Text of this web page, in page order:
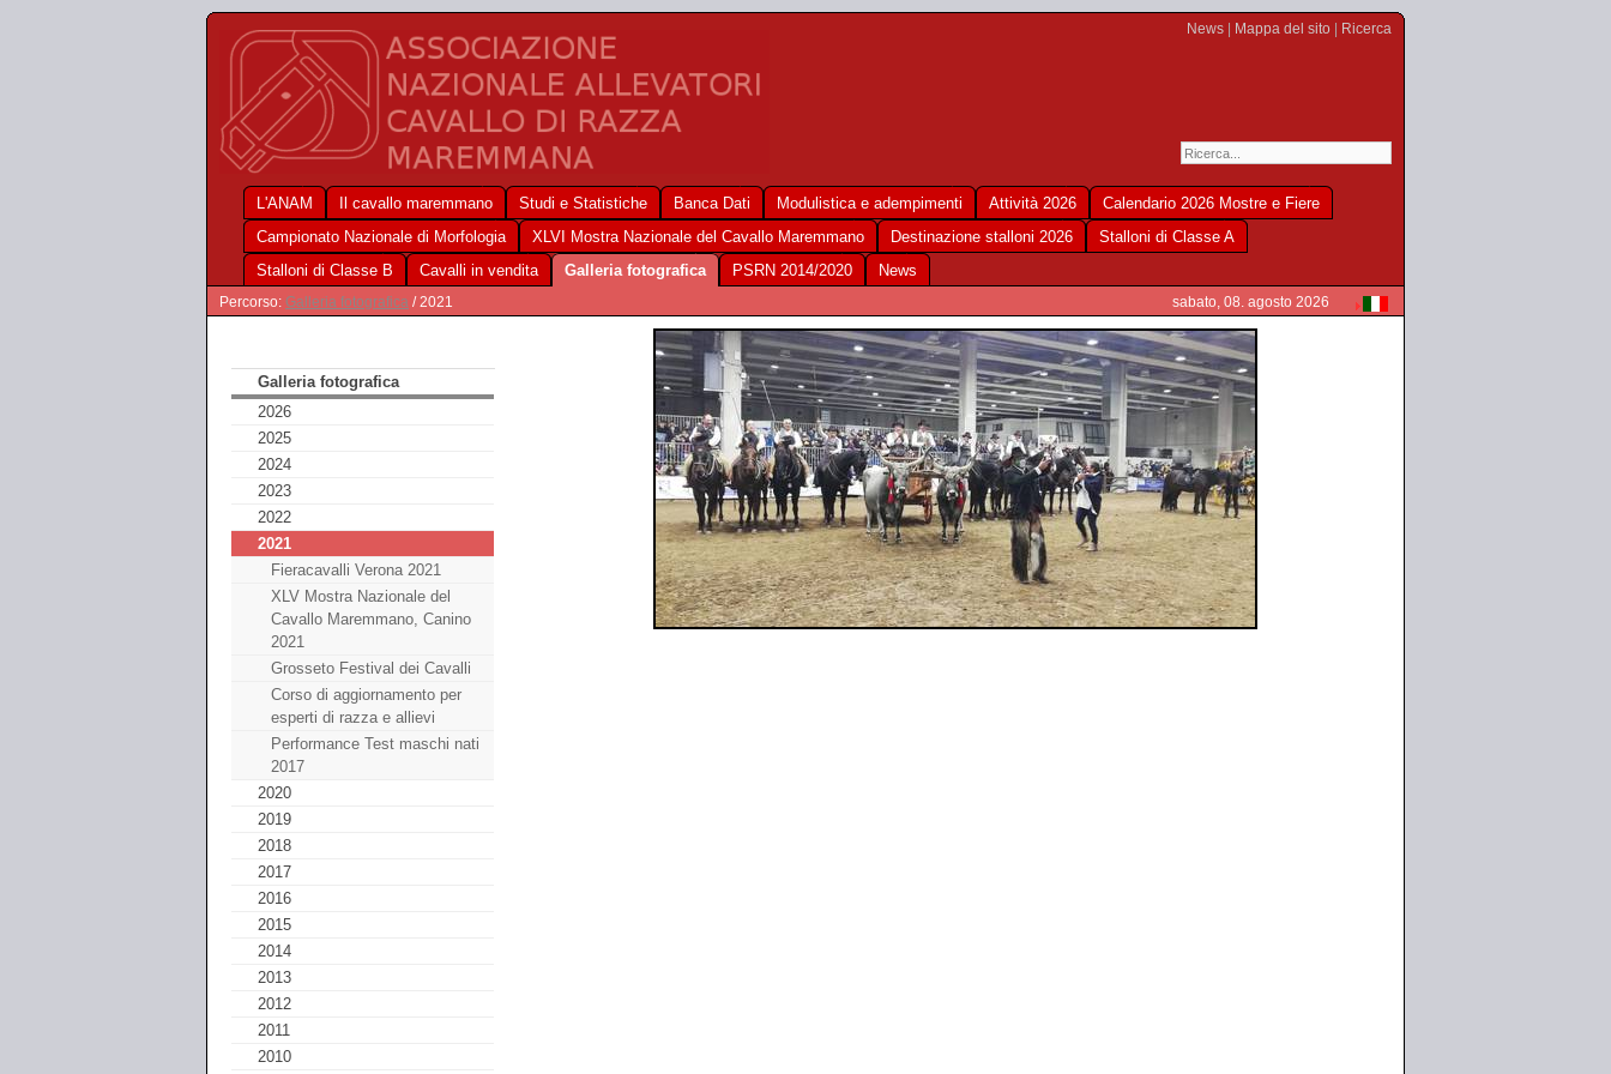
News Mappa del sito Ricerca
L'ANAM Il cavallo maremmano Studi e Statistiche Banca Dati Modulistica e adempimenti Attività 2026
Calendario 2026 Mostre e Fiere
Campionato Nazionale di Morfologia
XLVI Mostra Nazionale del Cavallo Maremmano Destinazione stalloni 2026
Stalloni di Classe A
Stalloni di Classe B
Cavalli in vendita Galleria fotografica PSRN 2014/2020 News
Percorso: Galleria fotografica / 2021 sabato, 08. agosto 2026
Galleria fotografica
2026
2025
2024
2023
2022
2021
Fieracavalli Verona 2021
XLV Mostra Nazionale del
Cavallo Maremmano, Canino
2021
Grosseto Festival dei Cavalli
Corso di aggiornamento per
esperti di razza e allievi
Performance Test maschi nati
2017
2020
2019
2018
2017
2016
2015
2014
2013
2012
2011
2010